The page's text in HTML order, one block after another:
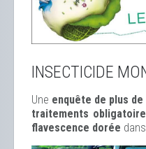
INSECTICIDE
Une enquête de plus de
traitements
flavescence dorée